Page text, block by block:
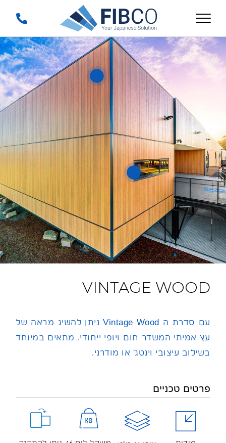
VINTAGE WOOD
עם סדרת ה Vintage Wood ניתן להשיג מראה של
עץ אמיתי המשדר חום ויופי ייחודי. מתאים במיוחד
בשילוב עיצובי וינטג' או מודרני.
פרטים טכניים